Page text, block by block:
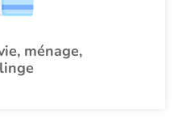
ménage,